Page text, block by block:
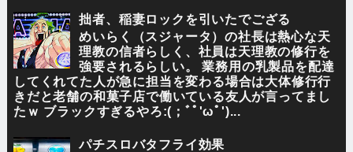
拙者、稲妻ロックを引いたでござる
めいらく（スジャータ）の社長は熱心な天
理教の信者らしく、社員は天理教の修行を
強要されるらしい。 業務用の乳製品を配達
してくれてた人が急に担当を変わる場合は大体修行行
きだと老舗の和菓子店で働いている友人が言ってまし
たｗ ブラックすぎるやろ:(；ﾞﾟ'ωﾟ')...
パチスロバタフライ効果